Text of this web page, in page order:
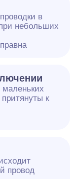
в
небольших
к
провод